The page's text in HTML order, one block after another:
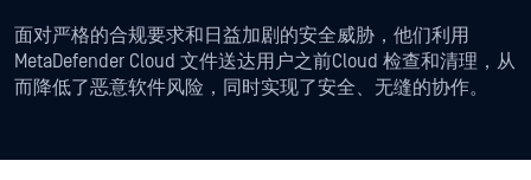
面对严格的合规要求和日益加剧的安全威胁，他们利用
MetaDefender Cloud 文件送达用户之前Cloud 检查和清理，从
而降低了恶意软件风险，同时实现了安全、无缝的协作。